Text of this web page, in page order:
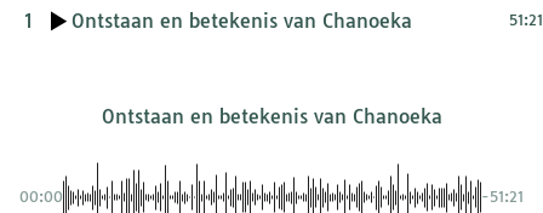
1 Ontstaan en betekenis van Chanoeka 51:21
Ontstaan en betekenis van Chanoeka
00:00 -51:21